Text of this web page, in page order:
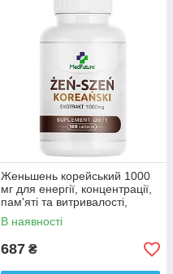
Женьшень корейський 1000
мг для енергії, концентрації,
пам'яті та витривалості,
Medfuture Korean Ginseng
120табл. Доставка з ЄС
В наявності
687 ₴